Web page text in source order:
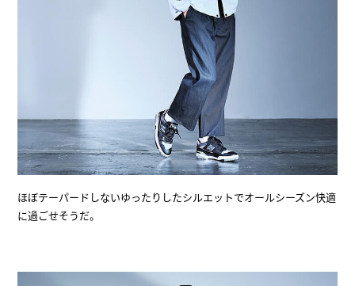
ほぼテーパードしないゆったりしたシルエットでオールシーズン快適
に過ごせそうだ。